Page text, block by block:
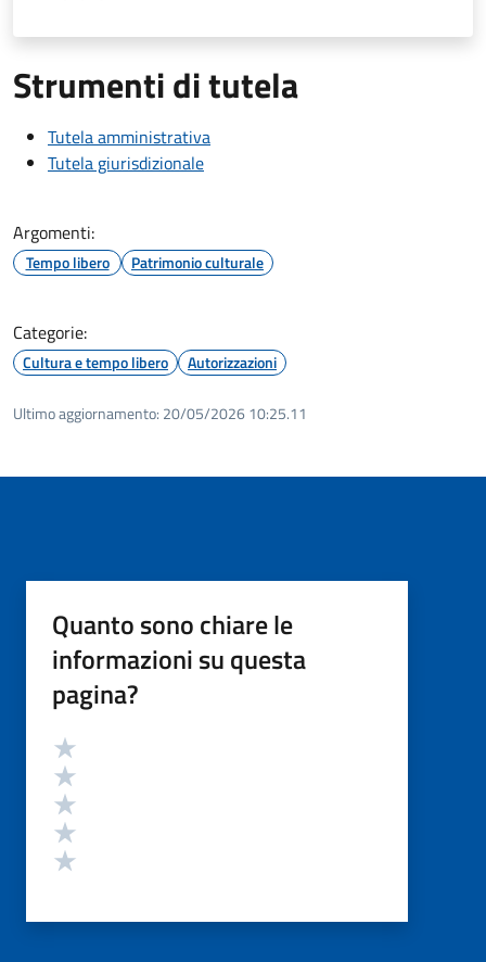
Strumenti di tutela
Tutela amministrativa
Tutela giurisdizionale
Argomenti:
Tempo libero Patrimonio culturale
Categorie:
Cultura e tempo libero Autorizzazioni
Ultimo aggiornamento: 20/05/2026 10:25.11
Quanto sono chiare le
informazioni su questa
pagina?
Valutazione